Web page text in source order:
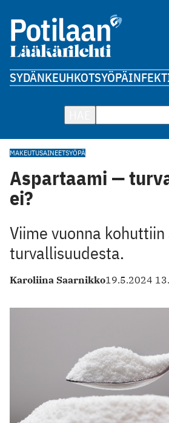
SYDÄNKEUHKOTSYÖPÄ
MAKEUTUSAINEETSYÖPÄ
Aspartaami —
ei?
Viime vuonna
turvallisuudesta.
Karoliina Saarnikko19.5.2024